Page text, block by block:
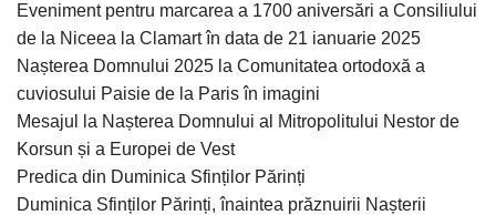
Eveniment pentru marcarea a 1700 aniversări a Consiliului
de la Niceea la Clamart în data de 21 ianuarie 2025
Nașterea Domnului 2025 la Comunitatea ortodoxă a
cuviosului Paisie de la Paris în imagini
Mesajul la Nașterea Domnului al Mitropolitului Nestor de
Korsun și a Europei de Vest
Predica din Duminica Sfinților Părinți
Duminica Sfinților Părinți, înaintea prăznuirii Nașterii